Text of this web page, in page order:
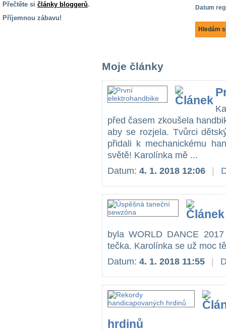
Přečtěte si články bloggerů.
Příjemnou zábavu!
Datum
Hledám
Moje články
před časem zkoušela
aby se rozjela. Tvůrci
přidali k mechanickému
světě! Karolínka mě ...
Datum: 4. 1. 2018 12:06
byla WORLD DANCE
tečka. Karolínka se už moc
Datum: 4. 1. 2018 11:55
hrdinů